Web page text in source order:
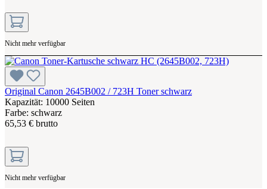
Nicht mehr verfügbar
Original Canon 2645B002 / 723H Toner schwarz
Kapazität: 10000 Seiten
Farbe: schwarz
65,53 € brutto
Nicht mehr verfügbar